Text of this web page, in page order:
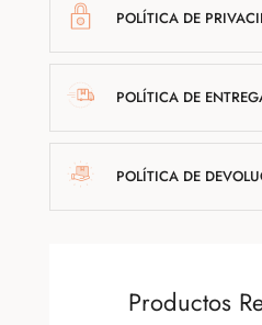
POLÍTICA DE
POLÍTICA DE
POLÍTICA DE
Productos